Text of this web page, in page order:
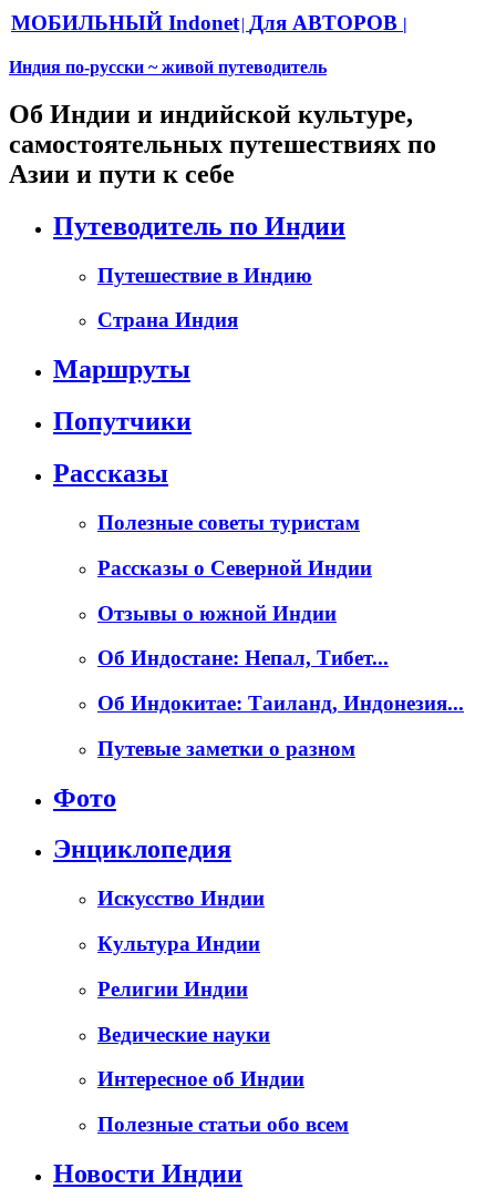
МОБИЛЬНЫЙ Indonet| Для АВТОРОВ |
Индия по-русски ~ живой путеводитель
Об Индии и индийской культуре,
самостоятельных путешествиях по
Азии и пути к себе
Путеводитель по Индии
Путешествие в Индию
Страна Индия
Маршруты
Попутчики
Рассказы
Полезные советы туристам
Рассказы о Северной Индии
Отзывы о южной Индии
Об Индостане: Непал, Тибет...
Об Индокитае: Таиланд, Индонезия...
Путевые заметки о разном
Фото
Энциклопедия
Искусство Индии
Культура Индии
Религии Индии
Ведические науки
Интересное об Индии
Полезные статьи обо всем
Новости Индии